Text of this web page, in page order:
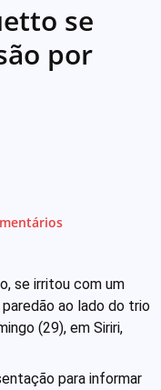
se
por
se irritou com um
ao lado do trio
(29), em Siriri,
para informar